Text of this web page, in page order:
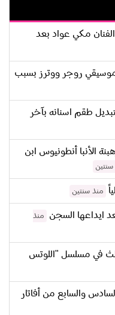
الفنان مكي عواد بعد
روجر ووترز بسبب
طقم اسنانه بآخر
الأنبا أنطونيوس ابن
منذ سنتين
ايداعها السجن
منذ
في مسلسل "اللوتس
والسابع من أفاتار